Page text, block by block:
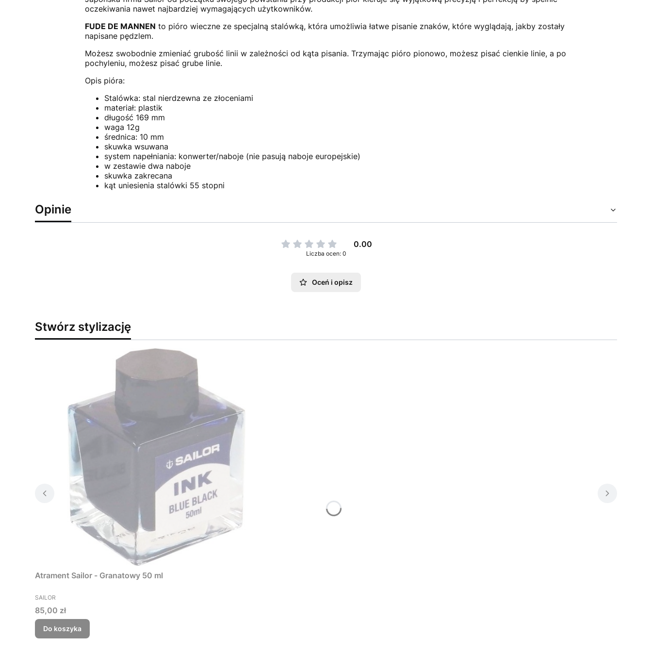
oczekiwania nawet najbardziej wymagających użytkowników.
FUDE DE MANNEN to pióro wieczne ze specjalną stalówką, która umożliwia łatwe pisanie znaków, które wyglądają, jakby zostały
napisane pędzlem.
Możesz swobodnie zmieniać grubość linii w zależności od kąta pisania. Trzymając pióro pionowo, możesz pisać cienkie linie, a po
pochyleniu, możesz pisać grube linie.
Opis pióra:
Stalówka: stal nierdzewna ze złoceniami
materiał: plastik
długość 169 mm
waga 12g
średnica: 10 mm
skuwka wsuwana
system napełniania: konwerter/naboje (nie pasują naboje europejskie)
w zestawie dwa naboje
skuwka zakrecana
kąt uniesienia stalówki 55 stopni
Opinie
0.00
Liczba ocen: 0
Oceń i opisz
Stwórz stylizację
Atrament Sailor - Granatowy 50 ml
PRODUCENT
SAILOR
Cena
85,00 zł
Do koszyka